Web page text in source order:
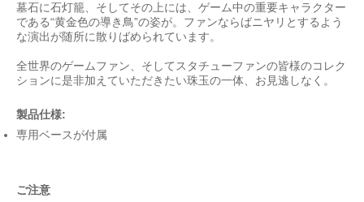
墓石に石灯籠、そしてその上には、ゲーム中の重要キャラクター
である“黄金色の導き鳥”の姿が。ファンならばニヤリとするよう
な演出が随所に散りばめられています。
全世界のゲームファン、そしてスタチューファンの皆様のコレク
ションに是非加えていただきたい珠玉の一体、お見逃しなく。
製品仕様:
専用ベースが付属
ご注意